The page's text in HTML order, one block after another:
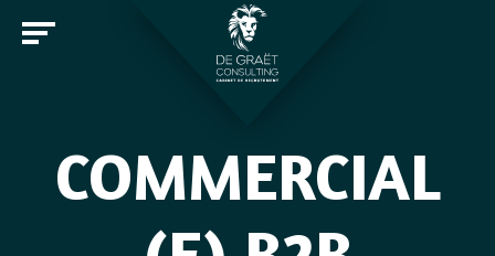
COMMERCIAL